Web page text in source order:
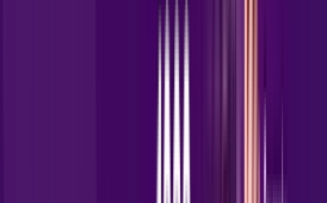
4k sem interrupções